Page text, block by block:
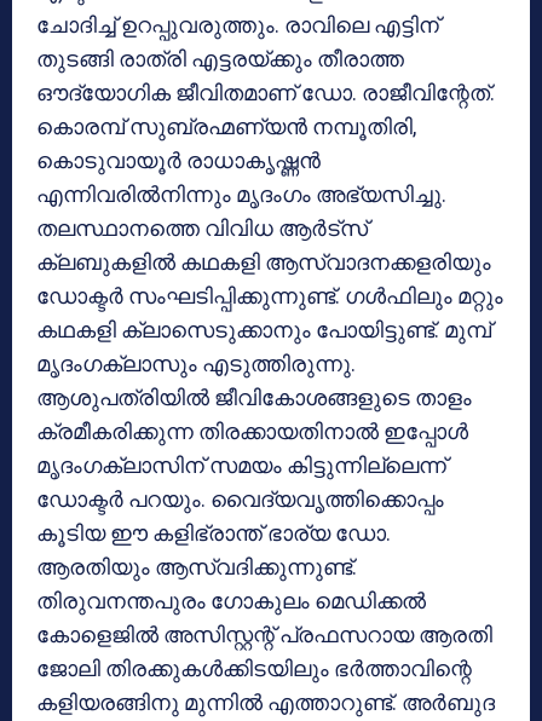
ചോദിച്ച് ഉറപ്പുവരുത്തും. രാവിലെ എട്ടിന്
തുടങ്ങി രാത്രി എട്ടരയ്ക്കും തീരാത്ത
ഔദ്യോഗിക ജീവിതമാണ് ഡോ. രാജീവിന്റേത്.
കൊരമ്പ് സുബ്രഹ്മണ്യന്‍ നമ്പൂതിരി,
കൊടുവായൂര്‍ രാധാകൃഷ്ണന്‍
എന്നിവരില്‍നിന്നും മൃദംഗം അഭ്യസിച്ചു.
തലസ്ഥാനത്തെ വിവിധ ആര്‍ട്സ്
ക്ലബുകളില്‍ കഥകളി ആസ്വാദനക്കളരിയും
ഡോക്ടര്‍ സംഘടിപ്പിക്കുന്നുണ്ട്. ഗള്‍ഫിലും മറ്റും
കഥകളി ക്ലാസെടുക്കാനും പോയിട്ടുണ്ട്. മുമ്പ്
മൃദംഗക്ലാസും എടുത്തിരുന്നു.
ആശുപത്രിയില്‍ ജീവികോശങ്ങളുടെ താളം
ക്രമീകരിക്കുന്ന തിരക്കായതിനാല്‍ ഇപ്പോള്‍
മൃദംഗക്ലാസിന് സമയം കിട്ടുന്നില്ലെന്ന്
ഡോക്ടര്‍ പറയും. വൈദ്യവൃത്തിക്കൊപ്പം
കൂടിയ ഈ കളിഭ്രാന്ത് ഭാര്യ ഡോ.
ആരതിയും ആസ്വദിക്കുന്നുണ്ട്.
തിരുവനന്തപുരം ഗോകുലം മെഡിക്കല്‍
കോളെജില്‍ അസിസ്റ്റന്റ് പ്രഫസറായ ആരതി
ജോലി തിരക്കുകള്‍ക്കിടയിലും ഭര്‍ത്താവിന്റെ
കളിയരങ്ങിനു മുന്നില്‍ എത്താറുണ്ട്. അര്‍ബുദ